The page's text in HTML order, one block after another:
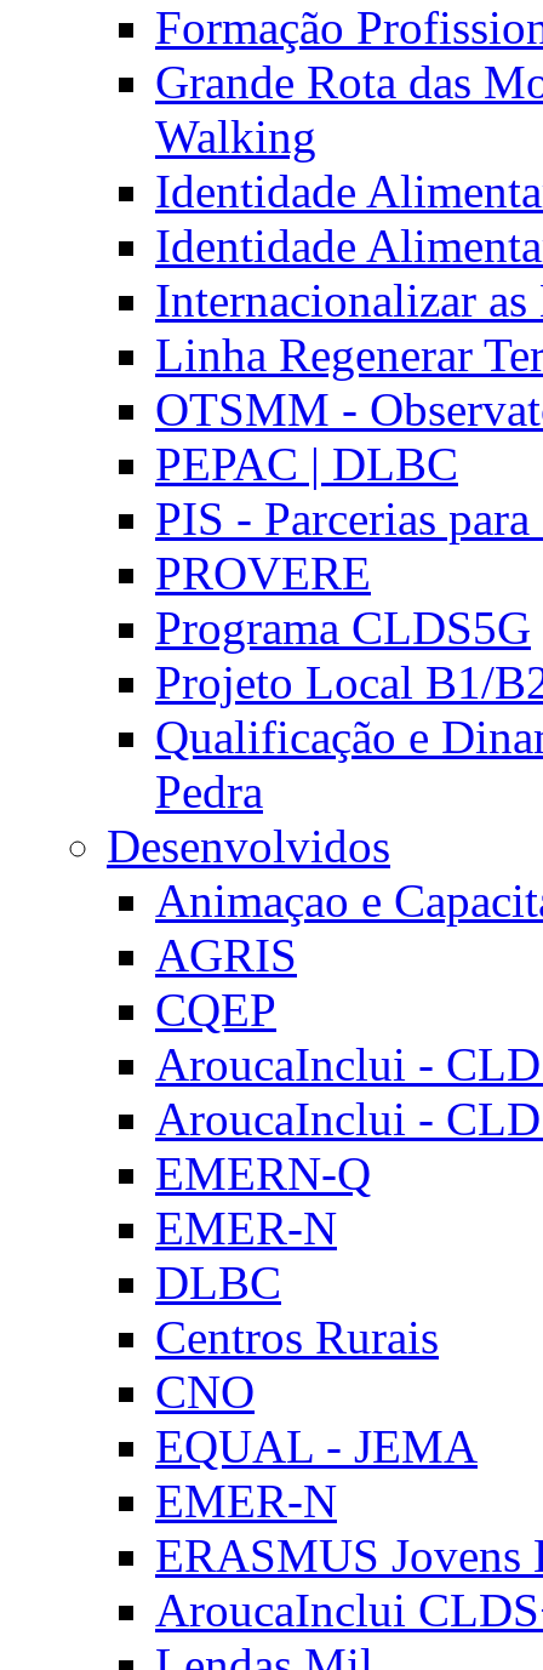
Formação
Grande Rota das
Walking
Identidade
Identidade
Internacionalizar
Linha Regenerar
OTSMM -
PEPAC | DLBC
PIS - Parcerias
PROVERE
Programa CLDS5G
Projeto Local B1/
Qualificação e
Pedra
Desenvolvidos
Animaçao e
AGRIS
CQEP
AroucaInclui -
AroucaInclui -
EMERN-Q
EMER-N
DLBC
Centros Rurais
CNO
EQUAL - JEMA
EMER-N
ERASMUS Jovens
AroucaInclui